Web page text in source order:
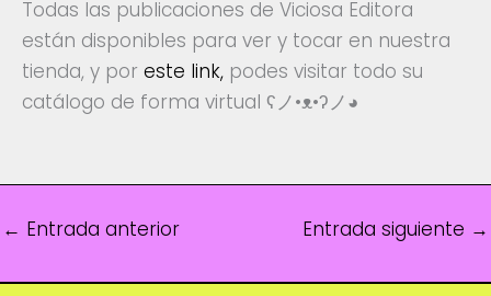
Todas las publicaciones de Viciosa Editora
están disponibles para ver y tocar en nuestra
tienda, y por este link, podes visitar todo su
catálogo de forma virtual ʕノ•ᴥ•ʔノ◕
← Entrada anterior Entrada siguiente →